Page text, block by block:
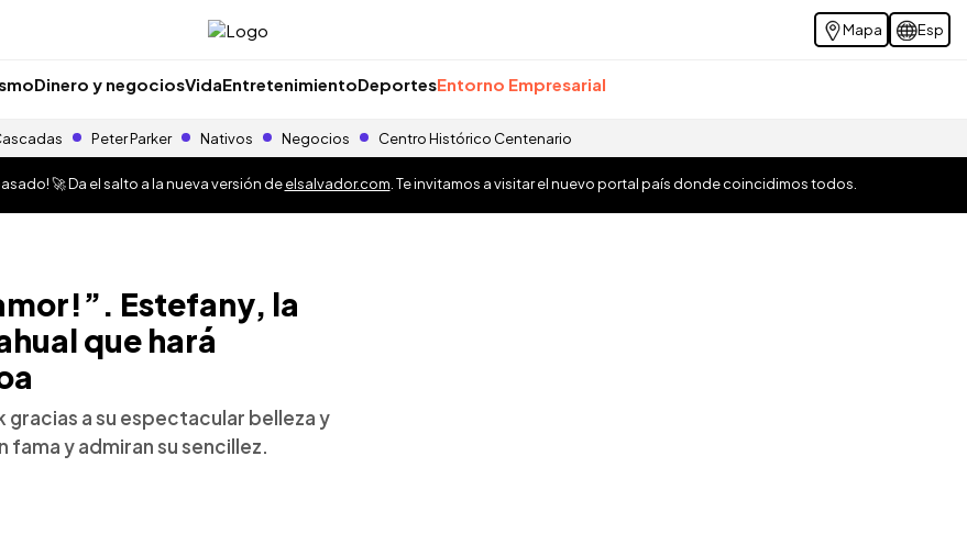
Mapa Esp
Dinero y negociosVidaEntretenimientoDeportesEntorno Empresarial
Peter Parker Nativos Negocios Centro Histórico Centenario
🚀 Da el salto a la nueva versión deelsalvador.com . Te invitamos a visitar el nuevo portal país donde coincidimos todos.
Estefany, la
que hará
gracias a su espectacular belleza y
fama y admiran su sencillez.